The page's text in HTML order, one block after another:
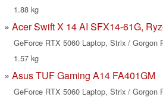
1.88 kg
Acer Swift X 14 AI SFX14-61G,
GeForce RTX 5060 Laptop, Strix / Gorgon
1.57 kg
Asus TUF Gaming A14 FA401GM
GeForce RTX 5060 Laptop, Strix / Gorgon